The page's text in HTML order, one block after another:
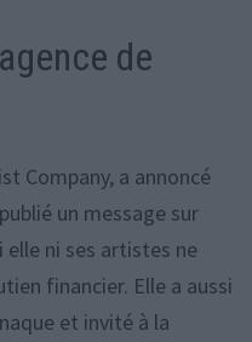
de
Company, a annoncé
un message sur
ni ses artistes ne
financier. Elle a aussi
et invité à la